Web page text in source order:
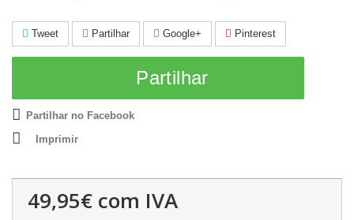
Tweet Partilhar Google+ Pinterest
Partilhar
Partilhar no Facebook
Imprimir
49,95€ com IVA